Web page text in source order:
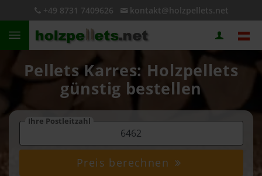
+49 8731 7409626 kontakt@holzpellets.net
Pellets Karres: Holzpellets
günstig bestellen
Ihre Postleitzahl
Preis berechnen